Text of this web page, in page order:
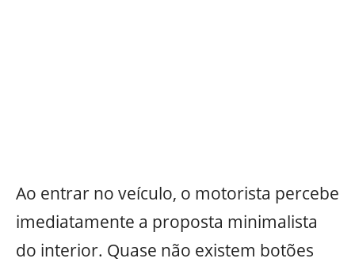
Ao entrar no veículo, o motorista percebe
imediatamente a proposta minimalista
do interior. Quase não existem botões